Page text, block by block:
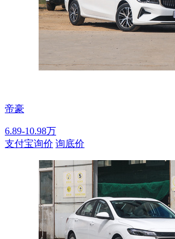
帝豪
6.89-10.98万
支付宝询价 询底价